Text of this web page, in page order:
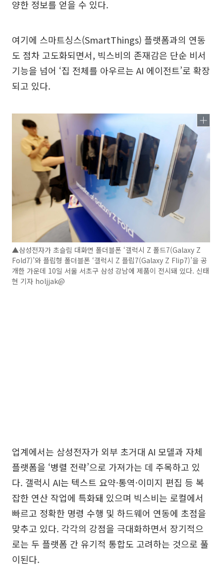
양한 정보를 얻을 수 있다.
여기에 스마트싱스(SmartThings) 플랫폼과의 연동
도 점차 고도화되면서, 빅스비의 존재감은 단순 비서
기능을 넘어 ‘집 전체를 아우르는 AI 에이전트’로 확장
되고 있다.
▲삼성전자가 초슬림 대화면 폴더블폰 ‘갤럭시 Z 폴드7(Galaxy Z
Fold7)’와 플립형 폴더블폰 ‘갤럭시 Z 플립7(Galaxy Z Flip7)’을 공
개한 가운데 10일 서울 서초구 삼성 강남에 제품이 전시돼 있다. 신태
현 기자 holjjak@
업계에서는 삼성전자가 외부 초거대 AI 모델과 자체
플랫폼을 ‘병렬 전략’으로 가져가는 데 주목하고 있
다. 갤럭시 AI는 텍스트 요약·통역·이미지 편집 등 복
잡한 연산 작업에 특화돼 있으며 빅스비는 로컬에서
빠르고 정확한 명령 수행 및 하드웨어 연동에 초점을
맞추고 있다. 각각의 강점을 극대화하면서 장기적으
로는 두 플랫폼 간 유기적 통합도 고려하는 것으로 풀
이된다.